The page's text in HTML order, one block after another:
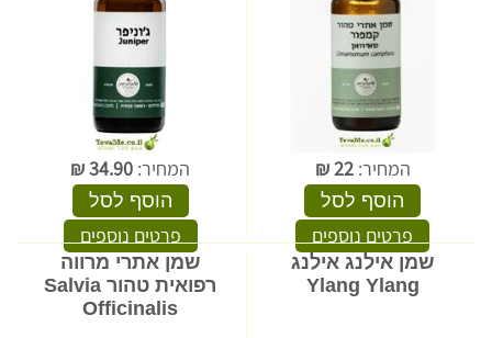
המחיר:22
₪
הוסף לסל
פרטים נוספים
המחיר: 34.90
₪
הוסף לסל
פרטים נוספים
שמן אילנג אילנג
Ylang Ylang
שמן אתרי מרווה
רפואית טהור Salvia
Officinalis